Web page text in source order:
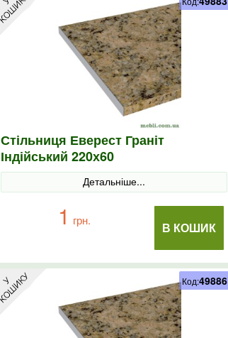
Стільниця Еверест Граніт
Індійський 220х60
Детальніше...
В КОШИК
1 грн.
Код:49886